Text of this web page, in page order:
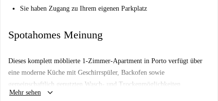
Sie haben Zugang zu Ihrem eigenen Parkplatz
Spotahomes Meinung
Dieses komplett möblierte 1-Zimmer-Apartment in Porto verfügt über
eine moderne Küche mit Geschirrspüler, Backofen sowie
gemeinschaftlich genutzten Wasch- und Trockenmöglichkeiten.
Genießen Sie den Komfort eines Balkons zum Entspannen. Strom,
Mehr sehen keyboard_arrow_down